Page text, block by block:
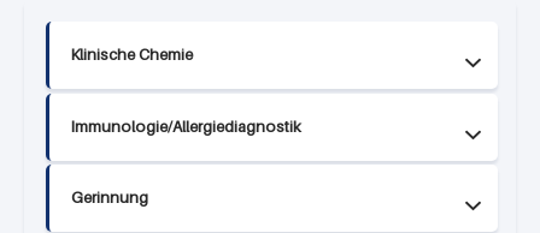
Klinische Chemie
Immunologie/Allergiediagnostik
Gerinnung